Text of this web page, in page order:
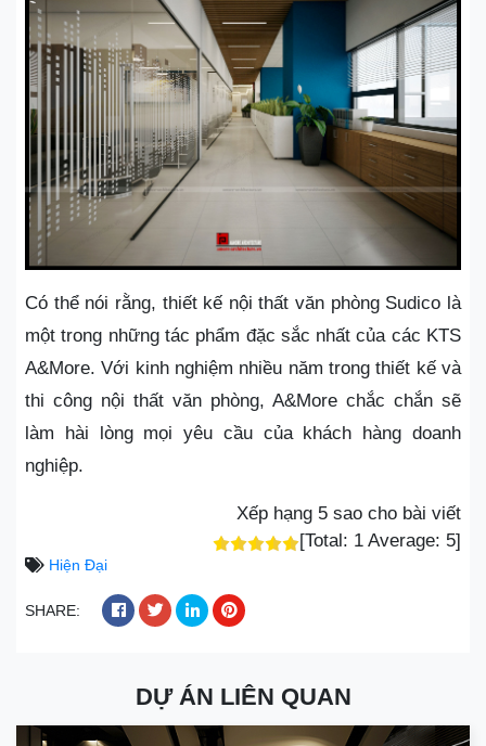
Có thể nói rằng, thiết kế nội thất văn phòng Sudico là
một trong những tác phẩm đặc sắc nhất của các KTS
A&More. Với kinh nghiệm nhiều năm trong thiết kế và
thi công nội thất văn phòng, A&More chắc chắn sẽ
làm hài lòng mọi yêu cầu của khách hàng doanh
nghiệp.
Xếp hạng 5 sao cho bài viết
[Total: 1 Average: 5]
Hiện Đại
SHARE:
DỰ ÁN LIÊN QUAN